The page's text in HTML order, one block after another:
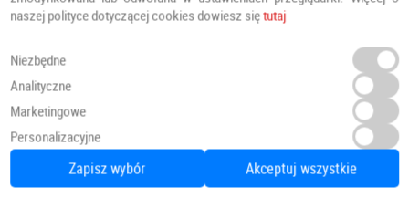
naszej polityce dotyczącej cookies dowiesz siętutaj
Niezbędne
Analityczne
Marketingowe
Personalizacyjne
Zapisz wybór Akceptuj wszystkie